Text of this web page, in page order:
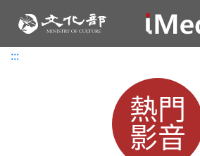
:::
:::
熱門
影音